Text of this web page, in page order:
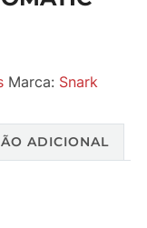
Marca: Snark
ADICIONAL